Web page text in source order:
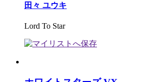
田々 ユウキ
Lord To Star